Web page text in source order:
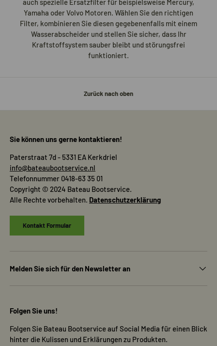
auch spezielle Ersatzfilter für beispielsweise Mercury,
Yamaha oder Volvo Motoren. Wählen Sie den richtigen
Filter, kombinieren Sie diesen gegebenenfalls mit einem
Wasserabscheider und stellen Sie sicher, dass Ihr
Kraftstoffsystem sauber bleibt und störungsfrei
funktioniert.
Zurück nach oben
Sie können uns gerne kontaktieren!
Paterstraat 7d - 5331 EA Kerkdriel
info@bateaubootservice.nl
Telefonnummer 0418-63 35 01
Copyright © 2024 Bateau Bootservice.
Alle Rechte vorbehalten. Datenschutzerklärung
Kontakt Formular
Melden Sie sich für den Newsletter an
Folgen Sie uns!
Folgen Sie Bateau Bootservice auf Social Media für einen Blick
hinter die Kulissen und Erklärungen zu Produkten.